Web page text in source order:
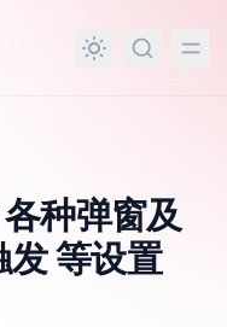
种弹窗及
等设置